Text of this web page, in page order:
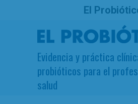
Evidencia y práctica
probióticos para el
salud
El